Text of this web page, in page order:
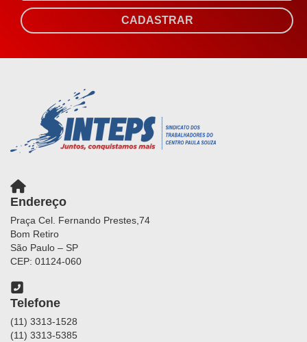
Endereço
Praça Cel. Fernando Prestes,74
Bom Retiro
São Paulo – SP
CEP: 01124-060
Telefone
(11) 3313-1528
(11) 3313-5385